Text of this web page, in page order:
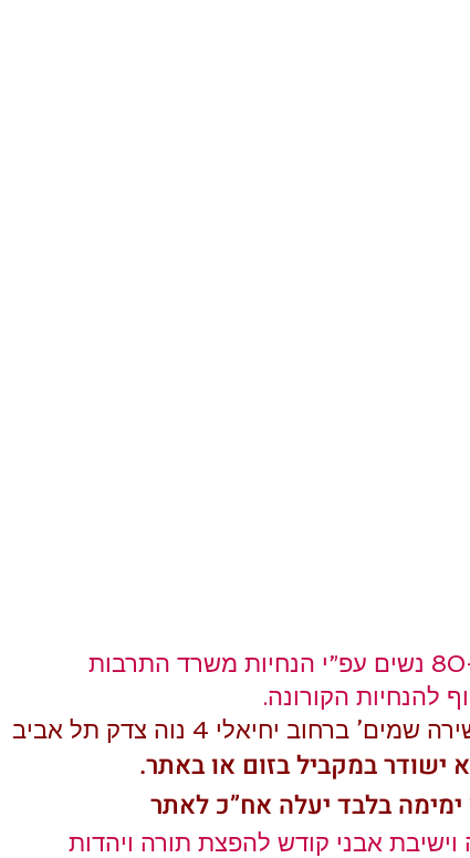
להנחיות הקורונה.
יחיאלי 4 נוה צדק תל אביב
ישודר במקביל בזום או באתר.
בלבד יעלה אח”כ לאתר
וישיבת אבני קודש להפצת תורה ויהדות